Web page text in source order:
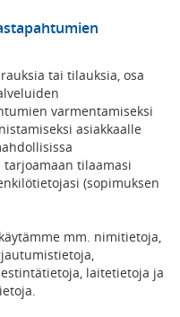
tai tilauksia, osa
varmentamiseksi
asiakkaalle
tarjoamaan tilaamasi
(sopimuksen
mm. nimitietoja,
laitetietoja ja